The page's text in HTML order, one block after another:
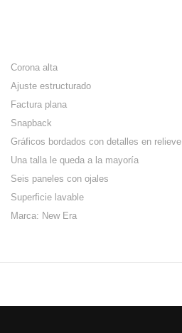
Corona alta
Ajuste estructurado
Factura plana
Snapback
Gráficos bordados con detalles en relieve
Una talla le queda a la mayoría
Seis paneles con ojales
Superficie lavable
Marca: New Era